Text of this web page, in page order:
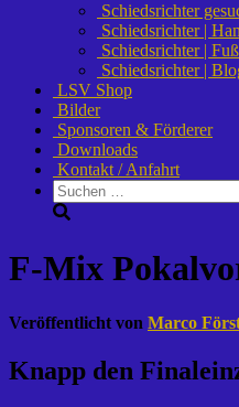
Schiedsrichter
Schiedsrichter |
Schiedsrichter |
Schiedsrichter |
LSV Shop
Bilder
Sponsoren & Förderer
Downloads
Kontakt / Anfahrt
Suchen
nach:
F-Mix
Veröffentlicht von Marco
Knapp den